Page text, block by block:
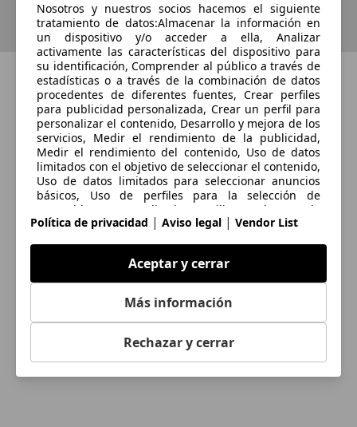
Nosotros y nuestros socios hacemos el siguiente
tratamiento de datos:Almacenar la información en
un dispositivo y/o acceder a ella, Analizar
activamente las características del dispositivo para
su identificación, Comprender al público a través de
estadísticas o a través de la combinación de datos
procedentes de diferentes fuentes, Crear perfiles
para publicidad personalizada, Crear un perfil para
personalizar el contenido, Desarrollo y mejora de los
servicios, Medir el rendimiento de la publicidad,
Medir el rendimiento del contenido, Uso de datos
limitados con el objetivo de seleccionar el contenido,
Uso de datos limitados para seleccionar anuncios
básicos, Uso de perfiles para la selección de
contenido personalizado, Utilizar datos de
localización geográfica precisa, Utilizar perfiles para
Las cookies, los identificadores de dispositivos o los
identificadores online de similares características (p.
ej., los identificadores basados en inicio de sesión,
los identificadores asignados aleatoriamente, los
identificadores basados en la red), junto con otra
información (p. ej., la información y el tipo del
navegador, el idioma, el tamaño de la pantalla, las
tecnologías compatibles, etc.), pueden almacenarse
o leerse en tu dispositivo a fin de reconocerlo
Política de privacidad | Aviso legal | Vendor List
Aceptar y cerrar
Más información
Rechazar y cerrar